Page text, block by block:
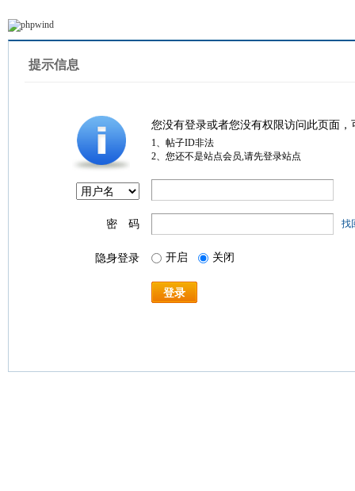
提示信息
您没有登录或者您没有权限访问此页面
1、帖子ID非法
2、您还不是站点会员,请先登录站点
密 码 找
隐身登录 开启 关闭
登录